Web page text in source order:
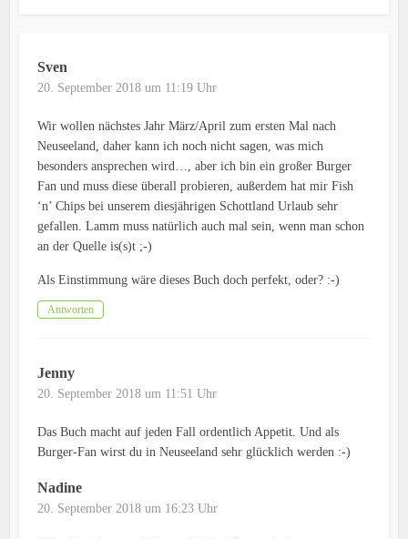
Sven
20. September 2018 um 11:19 Uhr
Wir wollen nächstes Jahr März/April zum ersten Mal nach
Neuseeland, daher kann ich noch nicht sagen, was mich
besonders ansprechen wird…, aber ich bin ein großer Burger
Fan und muss diese überall probieren, außerdem hat mir Fish
‘n’ Chips bei unserem diesjährigen Schottland Urlaub sehr
gefallen. Lamm muss natürlich auch mal sein, wenn man schon
an der Quelle is(s)t ;-)
Als Einstimmung wäre dieses Buch doch perfekt, oder? :-)
Antworten
Jenny
20. September 2018 um 11:51 Uhr
Das Buch macht auf jeden Fall ordentlich Appetit. Und als
Burger-Fan wirst du in Neuseeland sehr glücklich werden :-)
Nadine
20. September 2018 um 16:23 Uhr